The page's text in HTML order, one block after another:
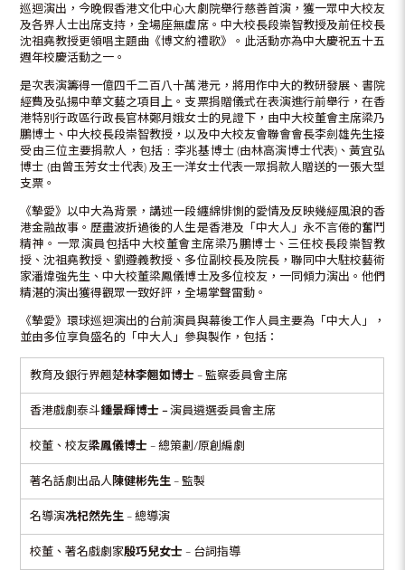
巡迴演出，今晚假香港文化中心大劇院舉行慈善首演，獲一眾中大校友
及各界人士出席支持，全場座無虛席。中大校長段崇智教授及前任校長
沈祖堯教授更領唱主題曲《博文約禮歌》。此活動亦為中大慶祝五十五
週年校慶活動之一。
是次表演籌得一億四千二百八十萬港元，將用作中大的教研發展、書院
經費及弘揚中華文藝之項目上。支票捐贈儀式在表演進行前舉行，在香
港特別行政區行政長官林鄭月娥女士的見證下，由中大校董會主席梁乃
鵬博士、中大校長段崇智教授，以及中大校友會聯會會長李劍雄先生接
受由三位主要捐款人，包括﹕李兆基博士 (由林高演博士代表)、黃宜弘
博士 (由曾玉芳女士代表) 及王一洋女士代表一眾捐款人贈送的一張大型
支票。
《摯愛》以中大為背景，講述一段纏綿悱惻的愛情及反映幾經風浪的香
港金融故事。歷盡波折過後的人生是香港及「中大人」永不言倦的奮鬥
精神。一眾演員包括中大校董會主席梁乃鵬博士、三任校長段崇智教
授、沈祖堯教授、劉遵義教授、多位副校長及院長，聯同中大駐校藝術
家潘煒強先生、中大校董梁鳳儀博士及多位校友，一同傾力演出。他們
精湛的演出獲得觀眾一致好評，全場掌聲雷動。
《摯愛》環球巡迴演出的台前演員與幕後工作人員主要為「中大人」，
並由多位享負盛名的「中大人」參與製作，包括：
教育及銀行界翹楚林李翹如博士 – 監察委員會主席
香港戲劇泰斗鍾景輝博士 –演員遴選委員會主席
校董、校友梁鳳儀博士 – 總策劃/原創編劇
著名話劇出品人 陳健彬先生 – 監製
名導演冼杞然先生 – 總導演
校董、著名戲劇家殷巧兒女士 – 台詞指導